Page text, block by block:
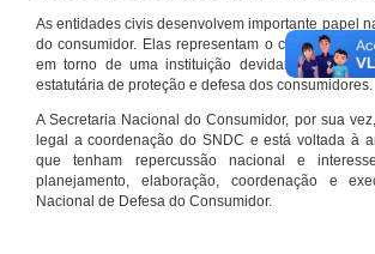
As entidades civis desenvolvem importante papel
do consumidor. Elas representam o conjunto
em torno de uma instituição devidamente
estatutária de proteção e defesa dos consumidores.
A Secretaria Nacional do Consumidor, por sua
legal a coordenação do SNDC e está voltada à
que tenham repercussão nacional e
planejamento, elaboração, coordenação e
Nacional de Defesa do Consumidor.